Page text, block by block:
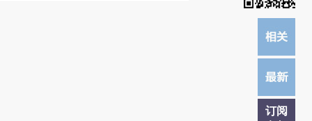
订阅